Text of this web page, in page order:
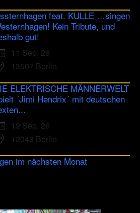
feat. KULLE …singen
Kein Tribute, und
gut!
11 Sep. 26
13507 Berlin
ELEKTRISCHE MÄNNERWELT
´Jimi Hendrix´ mit deutschen
19 Sep. 26
12043 Berlin
im nächsten Monat